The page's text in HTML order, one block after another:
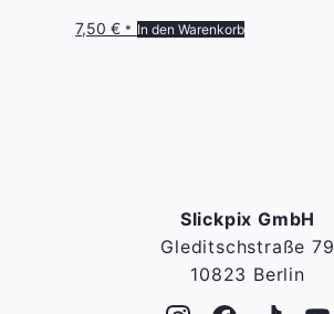
7,50 € * In den Warenkorb
Slickpix GmbH
Gleditschstraße 79
10823 Berlin